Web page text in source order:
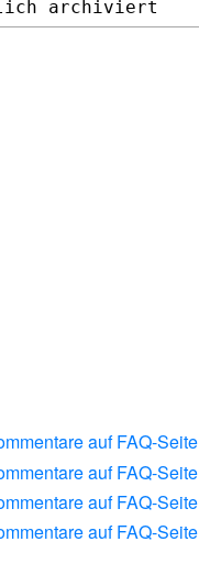
auf FAQ-Seite
auf FAQ-Seite
auf FAQ-Seite
auf FAQ-Seite